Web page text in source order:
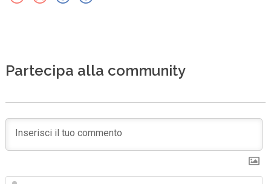
Partecipa alla community